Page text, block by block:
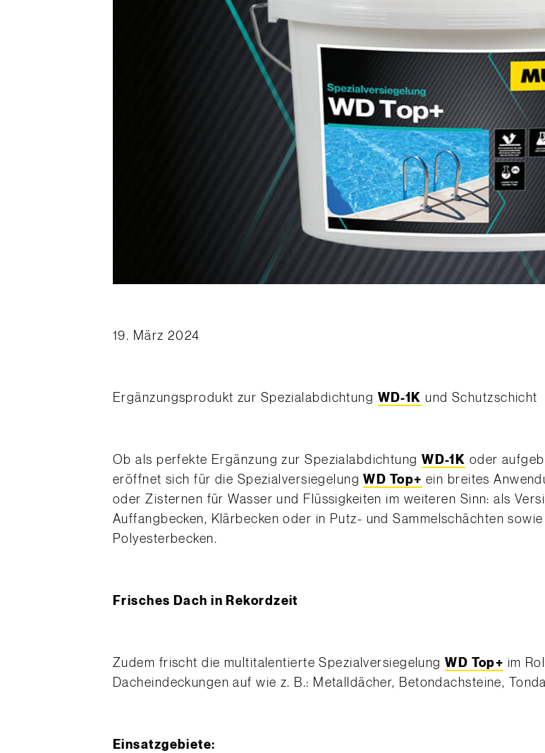
19. März 2024
Ergänzungsprodukt zur Spezialabdichtung WD-1K und Schutzschicht
Ob als perfekte Ergänzung zur SpezialabdichtungWD-1K oder
eröffnet sich für die SpezialversiegelungWD Top+ ein breites
oder Zisternen für Wasser und Flüssigkeiten im weiteren Sinn: als
Auffangbecken, Klärbecken oder in Putz- und Sammelschächten
Polyesterbecken.
Frisches Dach in Rekordzeit
Zudem frischt die multitalentierte SpezialversiegelungWD Top+ im
Dacheindeckungen auf wie z. B.: Metalldächer, Betondachsteine,
Einsatzgebiete: